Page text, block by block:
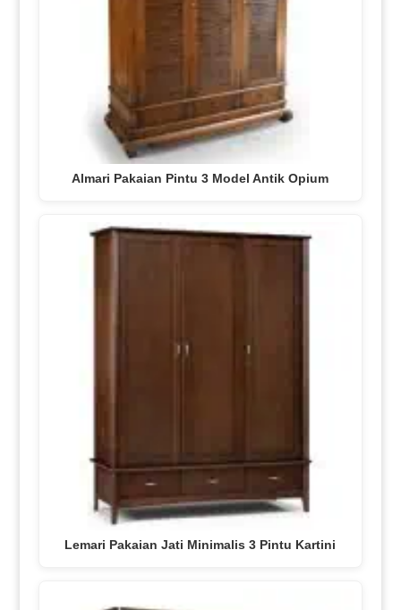
Almari Pakaian Pintu 3 Model Antik Opium
Lemari Pakaian Jati Minimalis 3 Pintu Kartini